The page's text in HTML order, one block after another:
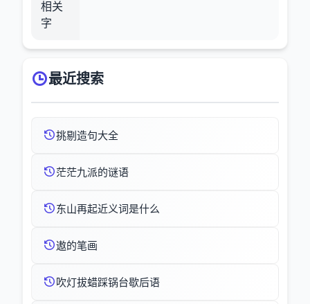
相关
字
最近搜索
挑剔造句大全
茫茫九派的谜语
东山再起近义词是什么
遨的笔画
吹灯拔蜡踩锅台歇后语